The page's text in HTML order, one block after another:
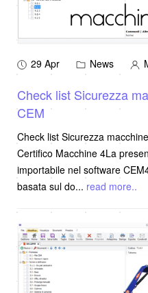
29 Apr News
Check list Sicurezza
CEM
Check list Sicurezza
Certifico Macchine 4La
importabile nel software
basata sul do... read more..